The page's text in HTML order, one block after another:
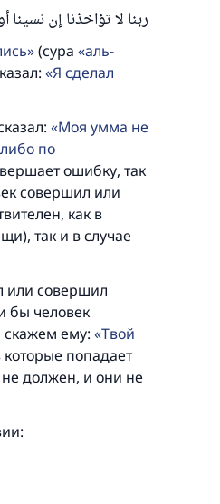
ربنا لا تؤاخذنا إن نسينا
(сура аль-
Я сделал
Моя умма не
по
ошибку, так
совершил или
как в
так и в случае
или совершил
бы человек
скажем ему: Твой
попадает
не должен, и они не
как и